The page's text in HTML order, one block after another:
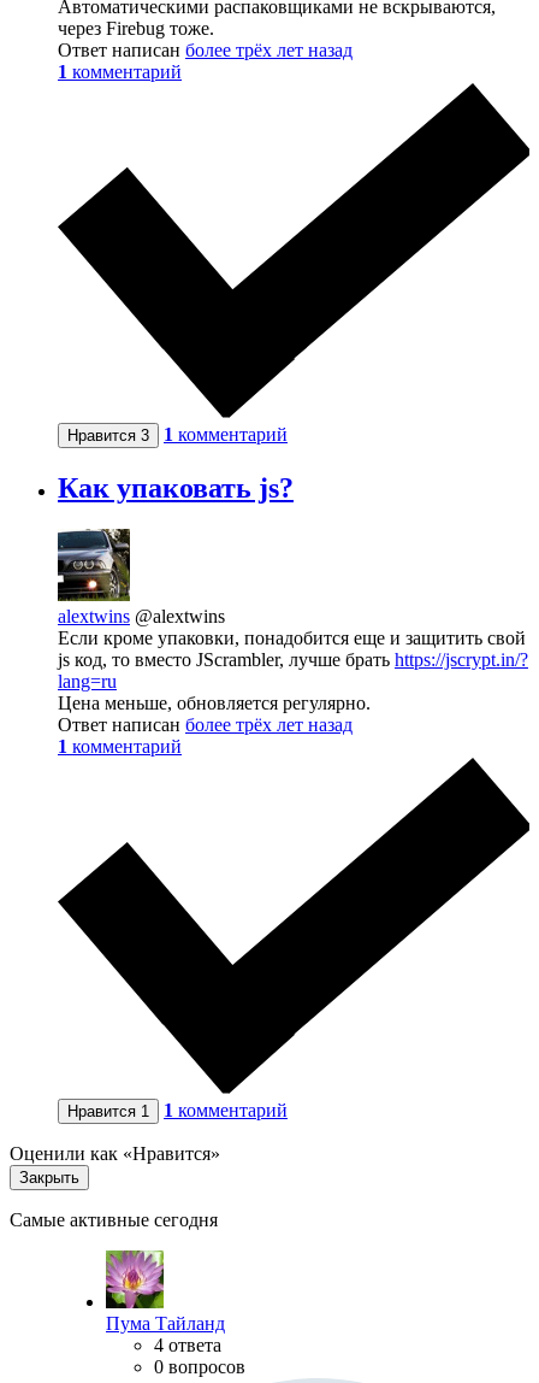
Автоматическими распаковщиками не вскрываются,
через Firebug тоже.
Ответ написан более трёх лет назад
1 комментарий
Нравится 3 1 комментарий
Как упаковать js?
alextwins @alextwins
Если кроме упаковки, понадобится еще и защитить свой
js код, то вместо JScrambler, лучше брать https://jscrypt.in/?
lang=ru
Цена меньше, обновляется регулярно.
Ответ написан более трёх лет назад
1 комментарий
Нравится 1 1 комментарий
Оценили как «Нравится»
Закрыть
Самые активные сегодня
Пума Тайланд
4 ответа
0 вопросов